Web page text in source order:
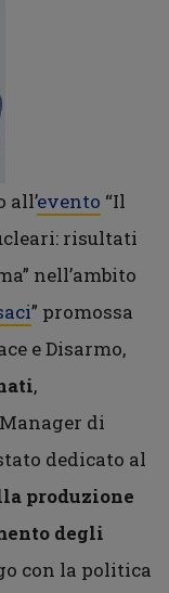
all’evento “Il
risultati
nell’ambito
” promossa
e Disarmo,
,
di
dedicato al
produzione
degli
con la politica